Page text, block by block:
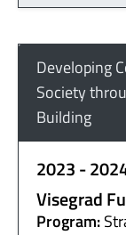
Developing
Society
Building
2023 -
Visegrad
Program: